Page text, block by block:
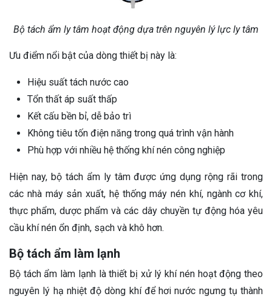
Bộ tách ẩm ly tâm hoạt động dựa trên nguyên lý lực ly tâm
Ưu điểm nổi bật của dòng thiết bị này là:
Hiệu suất tách nước cao
Tổn thất áp suất thấp
Kết cấu bền bỉ, dễ bảo trì
Không tiêu tốn điện năng trong quá trình vận hành
Phù hợp với nhiều hệ thống khí nén công nghiệp
Hiện nay, bộ tách ẩm ly tâm được ứng dụng rộng rãi trong
các nhà máy sản xuất, hệ thống máy nén khí, ngành cơ khí,
thực phẩm, dược phẩm và các dây chuyền tự động hóa yêu
cầu khí nén ổn định, sạch và khô hơn.
Bộ tách ẩm làm lạnh
Bộ tách ẩm làm lạnh là thiết bị xử lý khí nén hoạt động theo
nguyên lý hạ nhiệt độ dòng khí để hơi nước ngưng tụ thành